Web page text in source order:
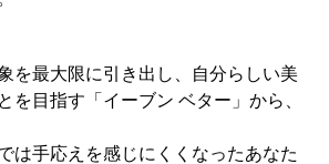
を最大限に引き出し、自分らしい美
を目指す「イーブン ベター」から、
は手応えを感じにくくなったあなた